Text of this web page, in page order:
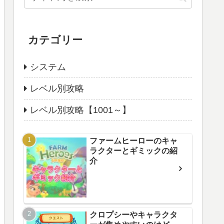
カテゴリー
システム
レベル別攻略
レベル別攻略【1001～】
ファームヒーローのキャ
ラクターとギミックの紹
介
クロプシーやキャラクタ